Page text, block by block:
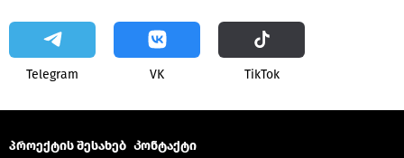
Telegram VK ТikТоk
პროექტის შესახებ Კონტაქტი